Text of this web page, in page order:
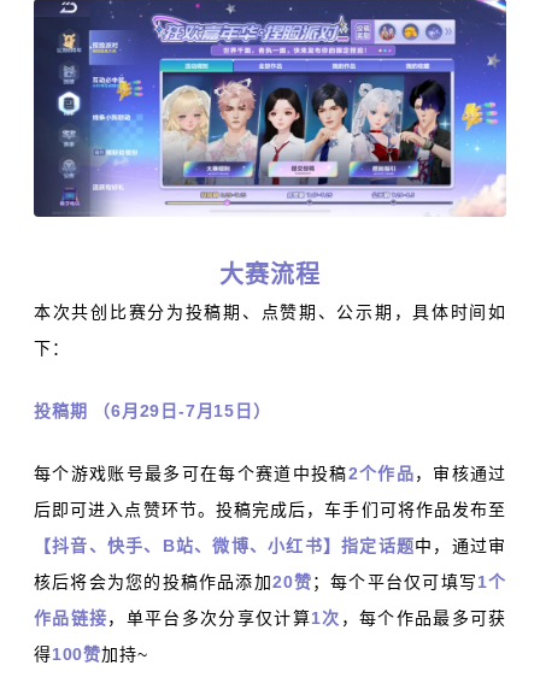
大赛流程
本次共创比赛分为投稿期、点赞期、公示期，具体时间如
下：
投稿期 （6月29日-7月15日）
每个游戏账号最多可在每个赛道中投稿2个作品，审核通过
后即可进入点赞环节。投稿完成后，车手们可将作品发布至
【抖音、快手、B站、微博、小红书】指定话题中，通过审
核后将会为您的投稿作品添加20赞；每个平台仅可填写1个
作品链接，单平台多次分享仅计算1次 ，每个作品最多可获
得100赞加持~